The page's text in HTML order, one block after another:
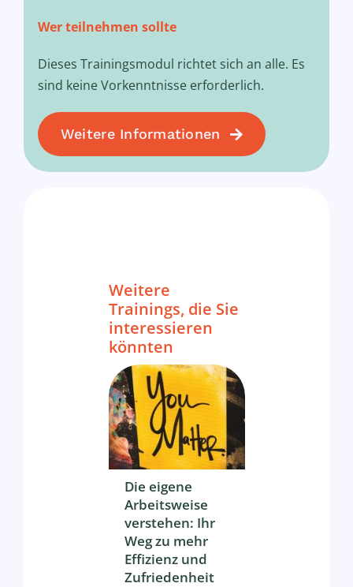
Wer teilnehmen sollte
Dieses Trainingsmodul richtet sich an alle. Es
sind keine Vorkenntnisse erforderlich.
Weitere Informationen
Weitere
Trainings, die Sie
interessieren
könnten
Die eigene
Arbeitsweise
verstehen: Ihr
Weg zu mehr
Effizienz und
Zufriedenheit